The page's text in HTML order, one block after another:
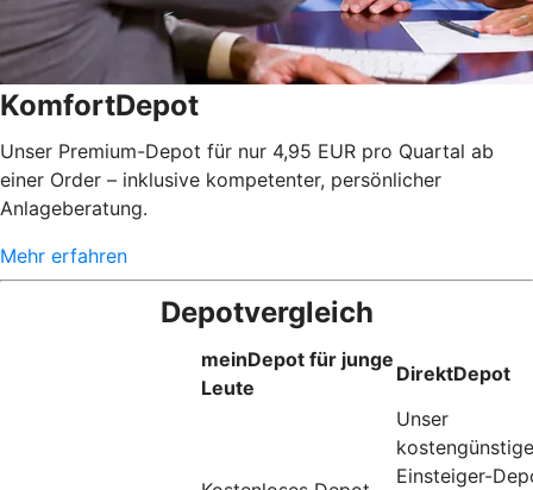
KomfortDepot
Unser Premium-Depot für nur 4,95 EUR pro Quartal ab
einer Order – inklusive kompetenter, persönlicher
Anlageberatung.
Mehr erfahren
Depotvergleich
meinDepot für junge
Leute
DirektDepot
Unser
Einsteiger-